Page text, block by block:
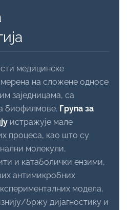
медицинске
на сложене односе
заједницама, са
биофилмове. Група за
истражује мале
процеса, као што су
молекули,
и катаболички ензими,
антимикробних
модела,
бржу дијагностику и